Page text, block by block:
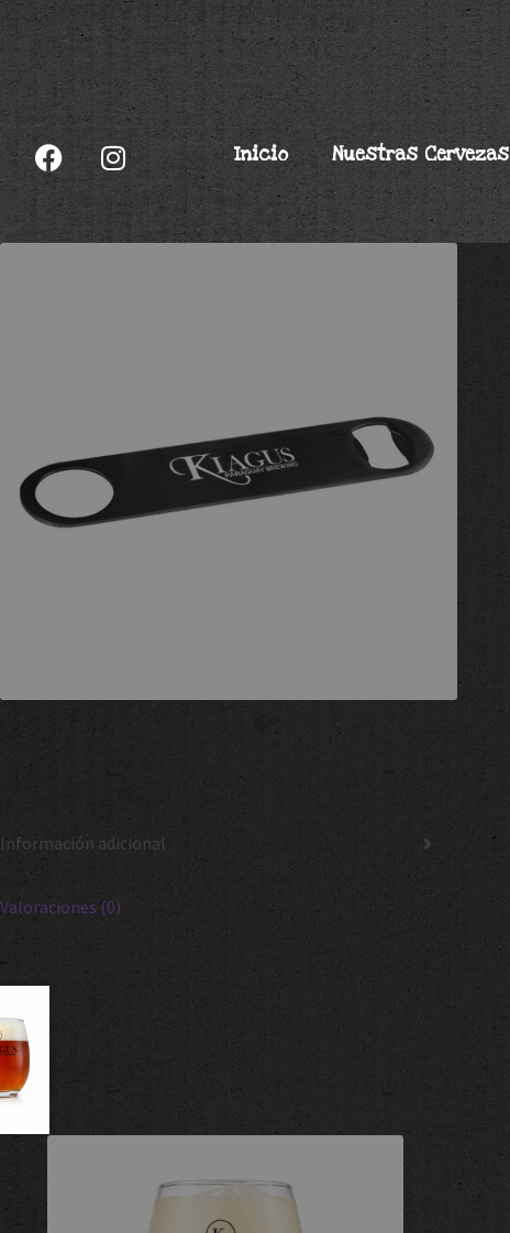
Inicio Nuestras Cervezas
Información adicional
Valoraciones (0)